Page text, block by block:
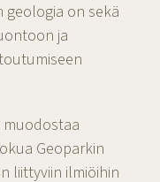
on sekä
ja
Geoparkin
liittyviin ilmiöihin